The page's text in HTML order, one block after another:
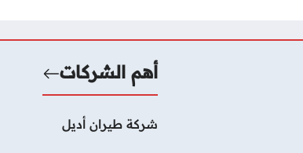
أهم الشركات
شركة طيران أديل